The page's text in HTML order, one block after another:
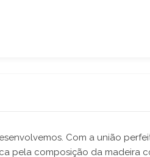
Com a união
pela composição da madeira